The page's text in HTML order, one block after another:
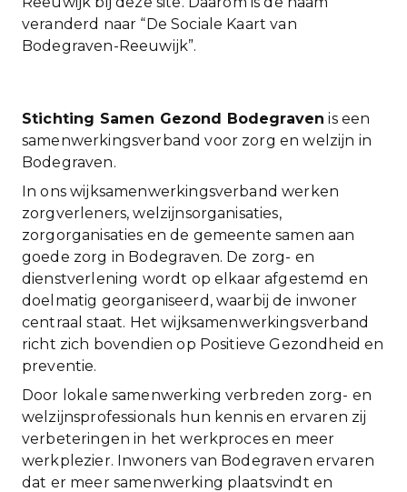
veranderd naar “De Sociale Kaart van
Bodegraven-Reeuwijk”.
Stichting Samen Gezond Bodegraven is een
samenwerkingsverband voor zorg en welzijn in
Bodegraven.
In ons wijksamenwerkingsverband werken
zorgverleners, welzijnsorganisaties,
zorgorganisaties en de gemeente samen aan
goede zorg in Bodegraven. De zorg- en
dienstverlening wordt op elkaar afgestemd en
doelmatig georganiseerd, waarbij de inwoner
centraal staat. Het wijksamenwerkingsverband
richt zich bovendien op Positieve Gezondheid en
preventie.
Door lokale samenwerking verbreden zorg- en
welzijnsprofessionals hun kennis en ervaren zij
verbeteringen in het werkproces en meer
werkplezier. Inwoners van Bodegraven ervaren
dat er meer samenwerking plaatsvindt en